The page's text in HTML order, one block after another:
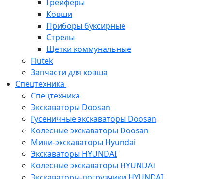
Грейферы
Ковши
Приборы буксирные
Стрелы
Щетки коммунальные
Flutek
Запчасти для ковша
Спецтехника
Спецтехника
Экскаваторы Doosan
Гусеничные экскаваторы Doosan
Колесные экскаваторы Doosan
Мини-экскаваторы Hyundai
Экскаваторы HYUNDAI
Колесные экскаваторы HYUNDAI